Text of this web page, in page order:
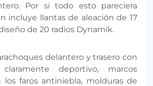
Por si todo esto pareciera
incluye llantas de aleación de 17
de 20 radios Dynamik.
delantero y trasero con
deportivo, marcos
los faros antiniebla, molduras de